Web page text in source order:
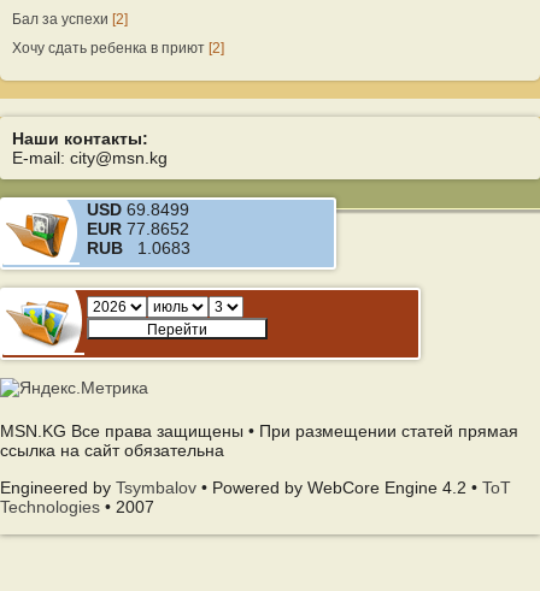
Бал за успехи [2]
Хочу сдать ребенка в приют [2]
Наши контакты:
E-mail: city@msn.kg
USD 69.8499
EUR 77.8652
RUB 1.0683
MSN.KG Все права защищены • При размещении статей прямая
ссылка на сайт обязательна
Engineered by Tsymbalov • Powered by WebCore Engine 4.2 • ToT
Technologies • 2007